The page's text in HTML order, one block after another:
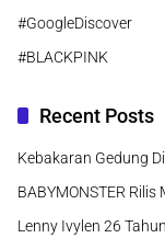
#GoogleDiscover
#BLACKPINK
Recent Posts
Kebakaran Gedung
BABYMONSTER Rilis
Lenny Ivylen 26